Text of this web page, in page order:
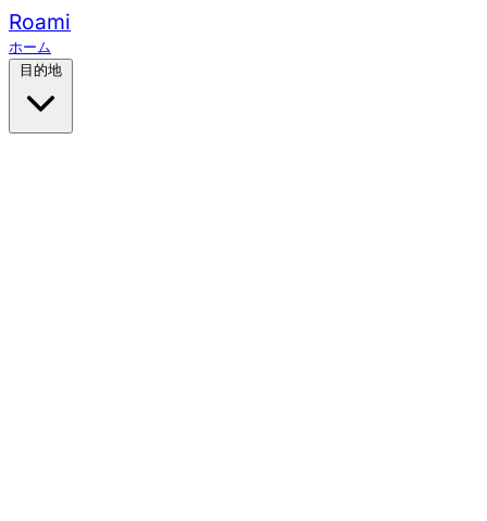
Roami
ホーム
目的地